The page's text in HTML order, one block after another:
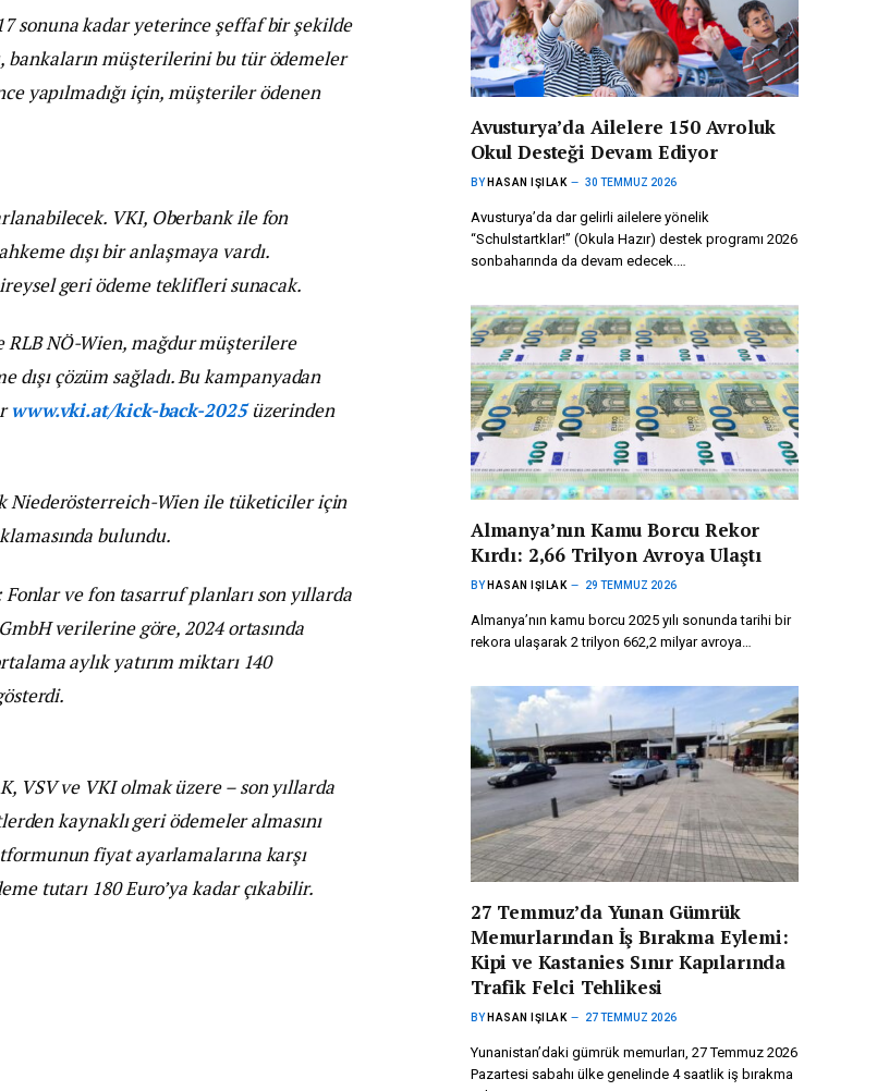
sonuna kadar yeterince şeffaf bir şekilde
bankaların müşterilerini bu tür ödemeler
yapılmadığı için, müşteriler ödenen
VKI, Oberbank ile fon
dışı bir anlaşmaya vardı.
geri ödeme teklifleri sunacak.
RLB NÖ-Wien, mağdur müşterilere
dışı çözüm sağladı. Bu kampanyadan
www.vki.at/kick-back-2025üzerinden
Niederösterreich-Wien ile tüketiciler için
bulundu.
ve fon tasarruf planları son yıllarda
verilerine göre, 2024 ortasında
aylık yatırım miktarı 140
VSV ve VKI olmak üzere – son yıllarda
kaynaklı geri ödemeler almasını
fiyat ayarlamalarına karşı
tutarı 180 Euro’ya kadar çıkabilir.
Avusturya’da Ailelere 150 Avroluk
Okul Desteği Devam Ediyor
BY HASAN IŞILAK 30 TEMMUZ 2026
Avusturya’da dar gelirli ailelere yönelik
“Schulstartklar!” (Okula Hazır) destek programı 2026
sonbaharında da devam edecek.…
Almanya’nın Kamu Borcu Rekor
Kırdı: 2,66 Trilyon Avroya Ulaştı
BY HASAN IŞILAK 29 TEMMUZ 2026
Almanya’nın kamu borcu 2025 yılı sonunda tarihi bir
rekora ulaşarak 2 trilyon 662,2 milyar avroya…
27 Temmuz’da Yunan Gümrük
Memurlarından İş Bırakma Eylemi:
Kipi ve Kastanies Sınır Kapılarında
Trafik Felci Tehlikesi
BY HASAN IŞILAK 27 TEMMUZ 2026
Yunanistan’daki gümrük memurları, 27 Temmuz 2026
Pazartesi sabahı ülke genelinde 4 saatlik iş bırakma